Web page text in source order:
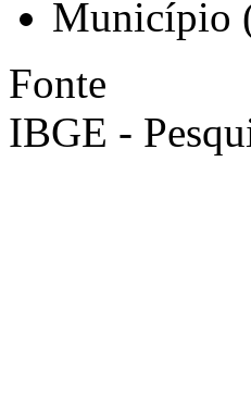
Município
Fonte
IBGE -